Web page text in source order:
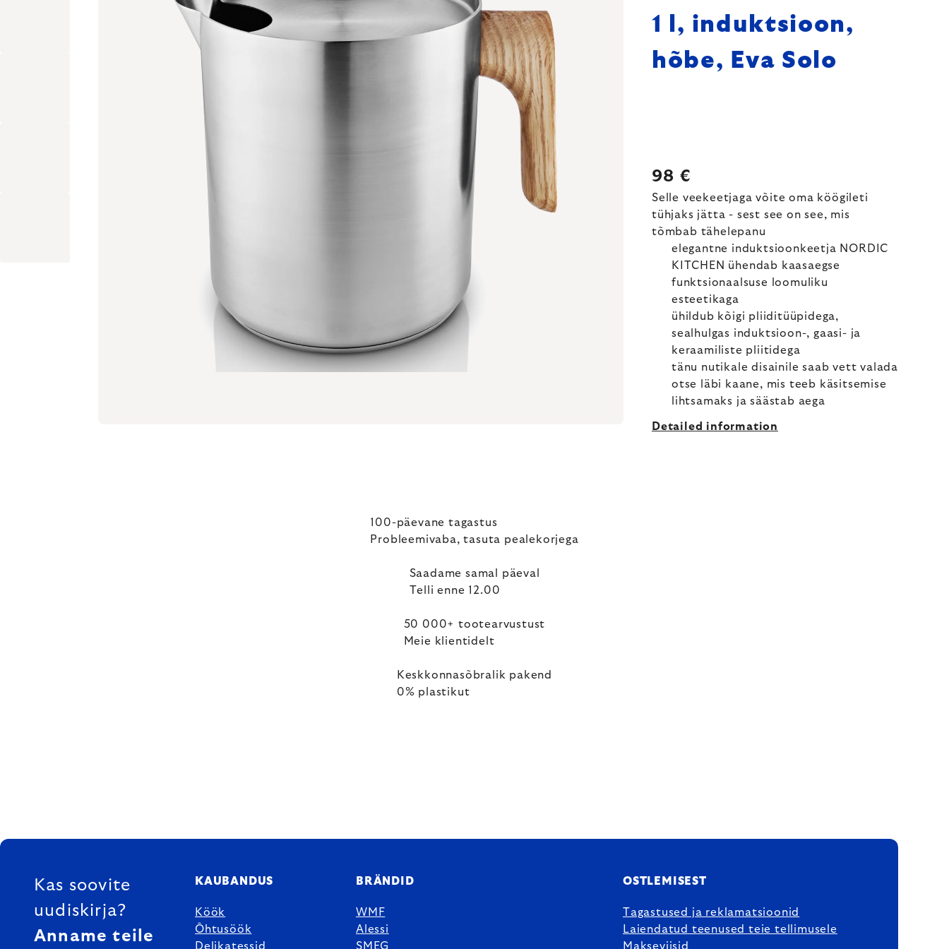
1 l, induktsioon,
hõbe, Eva Solo
98 €
Selle veekeetjaga võite oma köögileti
tühjaks jätta - sest see on see, mis
tõmbab tähelepanu
elegantne induktsioonkeetja NORDIC
KITCHEN ühendab kaasaegse
funktsionaalsuse loomuliku
esteetikaga
ühildub kõigi pliiditüüpidega,
sealhulgas induktsioon-, gaasi- ja
keraamiliste pliitidega
tänu nutikale disainile saab vett valada
otse läbi kaane, mis teeb käsitsemise
lihtsamaks ja säästab aega
Detailed information
100-päevane tagastus
Probleemivaba, tasuta pealekorjega
Saadame samal päeval
Telli enne 12.00
50 000+ tootearvustust
Meie klientidelt
Keskkonnasõbralik pakend
0% plastikut
FOOTER
Kas soovite
uudiskirja?
Anname teile
KAUBANDUS
Köök
Õhtusöök
Delikatessid
BRÄNDID
WMF
Alessi
SMEG
OSTLEMISEST
Tagastused ja reklamatsioonid
Laiendatud teenused teie tellimusele
Makseviisid